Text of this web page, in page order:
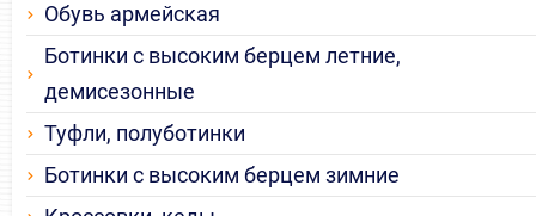
Обувь армейская
Ботинки с высоким берцем летние,
демисезонные
Туфли, полуботинки
Ботинки с высоким берцем зимние